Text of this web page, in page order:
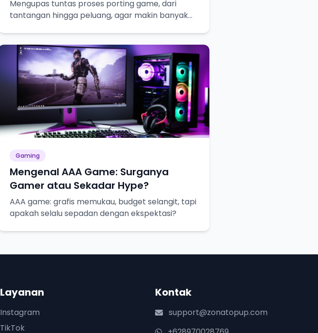
Mengupas tuntas proses porting game, dari
tantangan hingga peluang, agar makin banyak
Gaming
Mengenal AAA Game: Surganya
Gamer atau Sekadar Hype?
AAA game: grafis memukau, budget selangit, tapi
apakah selalu sepadan dengan ekspektasi?
Layanan
Instagram
TikTok
Kontak
support@zonatopup.com